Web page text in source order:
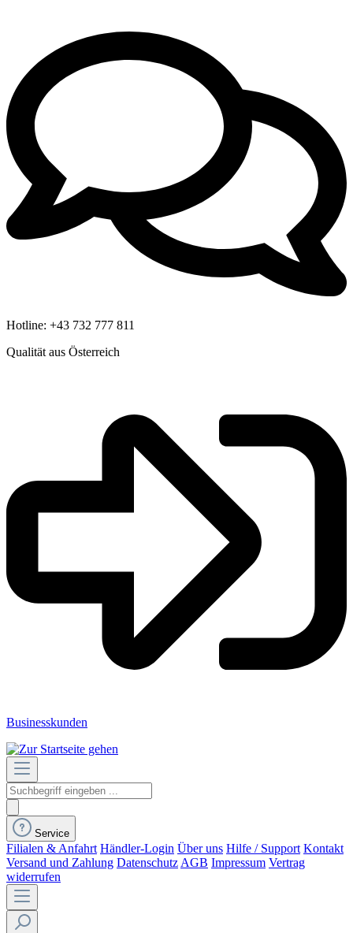
Hotline: +43 732 777 811
Qualität aus Österreich
Businesskunden
Service
Filialen & Anfahrt Händler-Login Über uns Hilfe / Support Kontakt
Versand und Zahlung Datenschutz AGB Impressum Vertrag
widerrufen